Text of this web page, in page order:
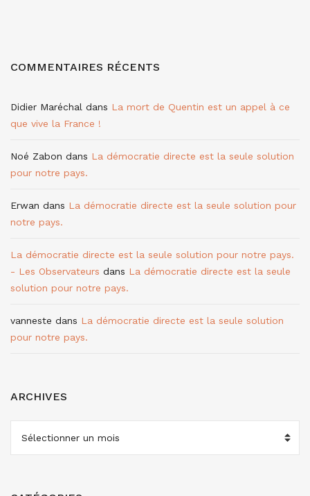
COMMENTAIRES RÉCENTS
Didier Maréchal dans La mort de Quentin est un appel à ce
que vive la France !
Noé Zabon dans La démocratie directe est la seule solution
pour notre pays.
Erwan dans La démocratie directe est la seule solution pour
notre pays.
La démocratie directe est la seule solution pour notre pays.
- Les Observateurs dans La démocratie directe est la seule
solution pour notre pays.
vanneste dans La démocratie directe est la seule solution
pour notre pays.
ARCHIVES
ARCHIVES